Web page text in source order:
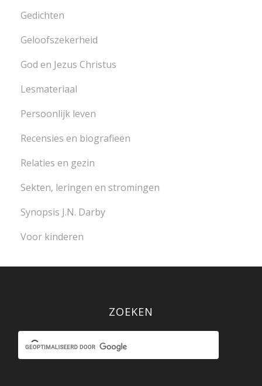
Gedichten
Geloofszekerheid
God en Jezus Christus
Lesmateriaal
Persoonlijk leven
Recensies en biografieën
Relaties en gezin
Sekten, leringen en stromingen
Synopsis J.N. Darby
Voor kinderen
ZOEKEN